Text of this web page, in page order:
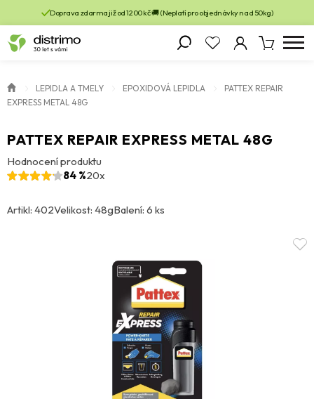
Doprava zdarma již od 1200 kč 🚚 (Neplatí pro objednávky nad 50kg)
LEPIDLA A TMELY EPOXIDOVÁ LEPIDLA
PATTEX REPAIR
EXPRESS METAL 48G
PATTEX REPAIR EXPRESS METAL 48G
Hodnocení produktu
84 %20x
Artikl: 402Velikost: 48gBalení: 6 ks